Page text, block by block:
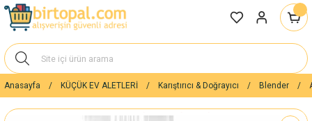
Anasayfa KÜÇÜK EV ALETLERİ Karıştırıcı & Doğrayıcı Blender